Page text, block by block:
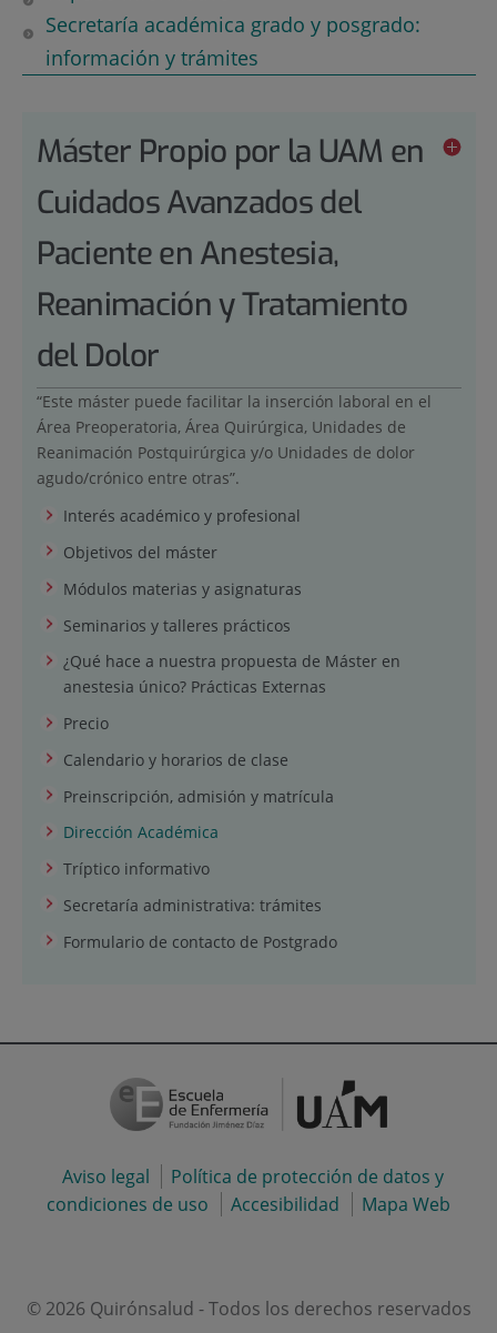
Secretaría académica grado y posgrado:
información y trámites
Máster Propio por la UAM en
Cuidados Avanzados del
Paciente en Anestesia,
Reanimación y Tratamiento
del Dolor
“Este máster puede facilitar la inserción laboral en el
Área Preoperatoria, Área Quirúrgica, Unidades de
Reanimación Postquirúrgica y/o Unidades de dolor
agudo/crónico entre otras”.
Interés académico y profesional
Objetivos del máster
Módulos materias y asignaturas
Seminarios y talleres prácticos
¿Qué hace a nuestra propuesta de Máster en
anestesia único? Prácticas Externas
Precio
Calendario y horarios de clase
Preinscripción, admisión y matrícula
Dirección Académica
Tríptico informativo
Secretaría administrativa: trámites
Formulario de contacto de Postgrado
Aviso legal
Política de protección de datos y
condiciones de uso
Accesibilidad Mapa Web
© 2026 Quirónsalud - Todos los derechos reservados